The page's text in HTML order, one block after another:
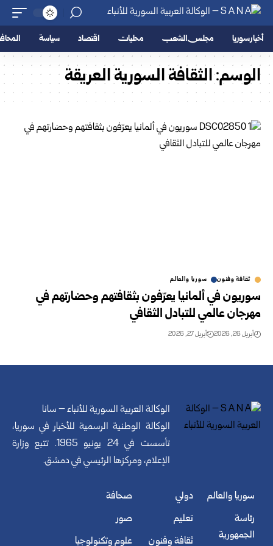
أخبار سوريا مجلس الشعب محليات اقتصاد سياسة
الوسم:الثقافة السورية العريقة
ثقافة وفنون سوريا والعالم
سوريون في ألمانيا يعرّفون بثقافتهم وحضارتهم في
مهرجان عالمي للتبادل الثقافي
أبريل 26, 2026 أبريل 27, 2026
الوكالة العربية السورية للأنباء – سانا
الوكالة الوطنية الرسمية للأخبار في سوريا،
تأسست في 24 يونيو 1965. تتبع وزارة
الإعلام، ومركزها الرئيسي في دمشق.
سوريا والعالم
رئاسة
الجمهورية
دولي
تعليم
ثقافة وفنون
صحافة
صور
علوم وتكنولوجيا